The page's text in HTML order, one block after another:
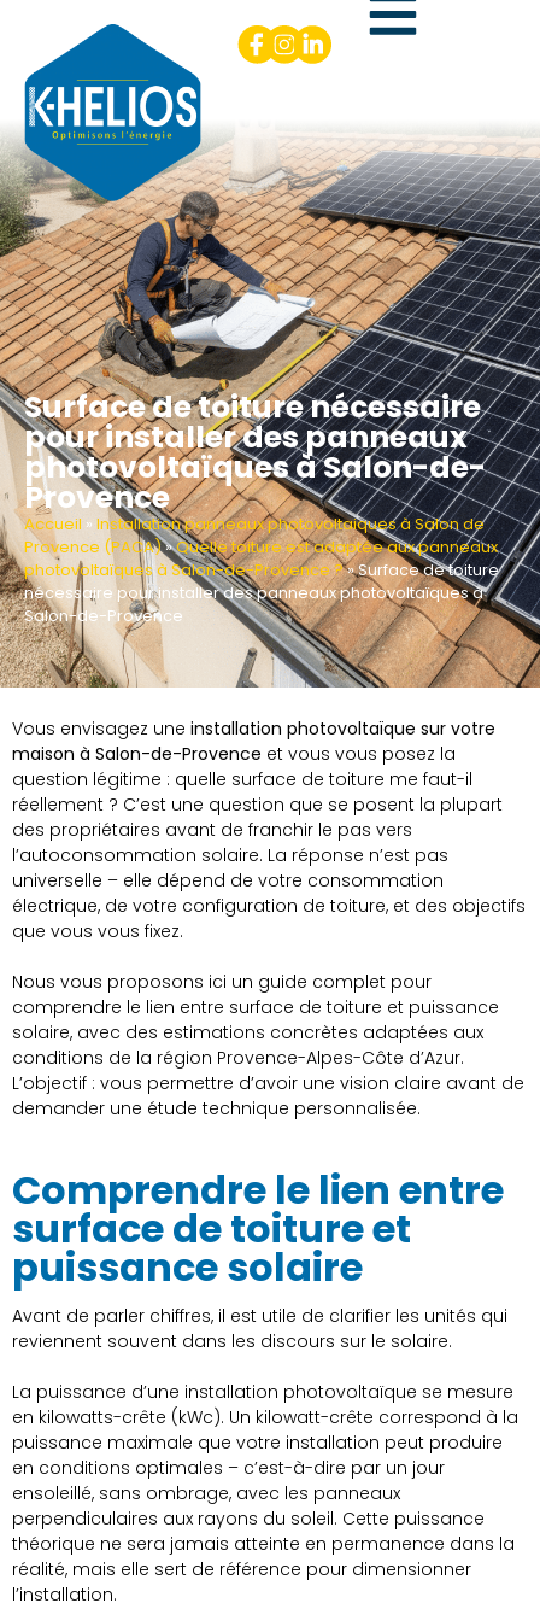
Surface de toiture nécessaire
pour installer des panneaux
photovoltaïques à Salon-de-
Provence
Accueil » Installation panneaux photovoltaiques à Salon de
Provence (PACA)»Quelle toiture est adaptée aux panneaux
photovoltaïques à Salon-de-Provence ?»Surface de toiture
nécessaire pour installer des panneaux photovoltaïques à
Salon-de-Provence
Vous envisagez une installation photovoltaïque sur votre
maison à Salon-de-Provence et vous vous posez la
question légitime : quelle surface de toiture me faut-il
réellement ? C’est une question que se posent la plupart
des propriétaires avant de franchir le pas vers
l’autoconsommation solaire. La réponse n’est pas
universelle – elle dépend de votre consommation
électrique, de votre configuration de toiture, et des objectifs
que vous vous fixez.
Nous vous proposons ici un guide complet pour
comprendre le lien entre surface de toiture et puissance
solaire, avec des estimations concrètes adaptées aux
conditions de la région Provence-Alpes-Côte d’Azur.
L’objectif : vous permettre d’avoir une vision claire avant de
demander une étude technique personnalisée.
Comprendre le lien entre
surface de toiture et
puissance solaire
Avant de parler chiffres, il est utile de clarifier les unités qui
reviennent souvent dans les discours sur le solaire.
La puissance d’une installation photovoltaïque se mesure
en kilowatts-crête (kWc). Un kilowatt-crête correspond à la
puissance maximale que votre installation peut produire
en conditions optimales – c’est-à-dire par un jour
ensoleillé, sans ombrage, avec les panneaux
perpendiculaires aux rayons du soleil. Cette puissance
théorique ne sera jamais atteinte en permanence dans la
réalité, mais elle sert de référence pour dimensionner
l’installation.